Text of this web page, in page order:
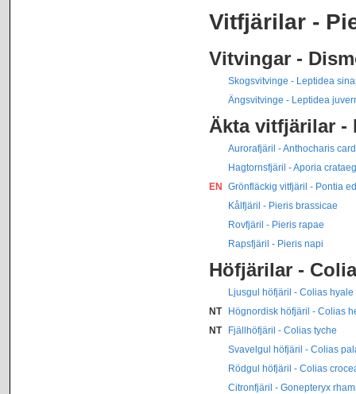
Vitfjärilar -
Vitvingar -
Skogsvitvinge - Leptidea
Ängsvitvinge - Leptidea
Äkta vitfjärilar -
Aurorafjäril - Anthocharis
Hagtornsfjäril - Aporia
EN
Grönfläckig vitfjäril - Pontia
Kålfjäril - Pieris brassicae
Rovfjäril - Pieris rapae
Rapsfjäril - Pieris napi
Höfjärilar -
Ljusgul höfjäril - Colias hyale
NT
Högnordisk höfjäril - Colias
NT
Fjällhöfjäril - Colias tyche
Svavelgul höfjäril - Colias
Rödgul höfjäril - Colias
Citronfjäril - Gonepteryx